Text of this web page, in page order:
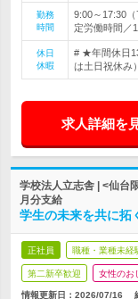
勤務
時間
9:00～17:30
定労働時間／
休日
休暇
# ★年間休日
は土日祝休
求人詳細を
学校法人立志舎 | <仙台
月分支給
学生の未来を共に拓
正社員 職種・業種未経
第二新卒歓迎 女性のお
情報更新日：2026/07/16